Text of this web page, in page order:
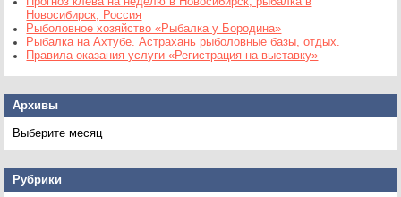
Новосибирск, Россия
Рыболовное хозяйство «Рыбалка у Бородина»
Рыбалка на Ахтубе. Астрахань рыболовные базы, отдых.
Правила оказания услуги «Регистрация на выставку»
Архивы
Архивы
Рубрики